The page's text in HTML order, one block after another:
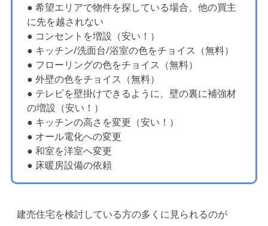
● 希望エリアで物件を探している場合、他の買主
に先を越されない
● コンセントを増設（安い！）
● キッチン/洗面台/浴室の色をチョイス（無料）
● フローリングの色をチョイス（無料）
● 外壁の色をチョイス（無料）
● テレビを壁掛けできるように、壁の裏に補強材
の増設（安い！）
● キッチンの高さを変更（安い！）
● オール電化への変更
● 和室を洋室へ変更
● 床暖房設備の依頼
建売住宅を検討している方の多くに見られるのが